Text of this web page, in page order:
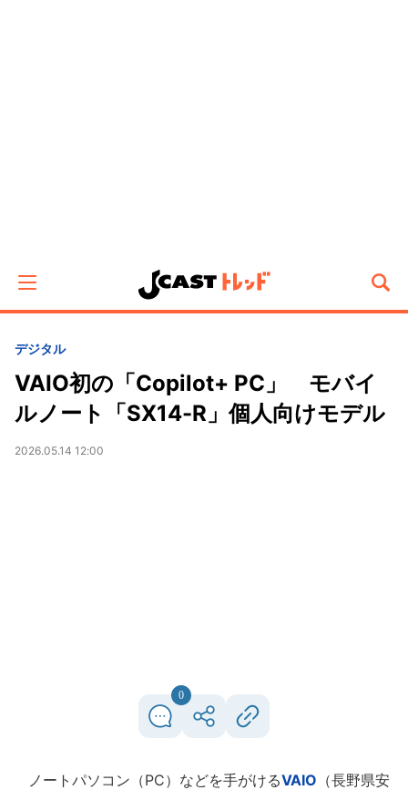
デジタル
VAIO初の「Copilot+ PC」 モバイ
ルノート「SX14-R」個人向けモデル
2026.05.14 12:00
0
ノートパソコン（PC）などを手がけるVAIO （長野県安